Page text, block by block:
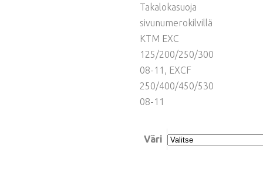
Takalokasuoja
sivunumerokilvillä
KTM EXC
125/200/250/300
08-11, EXCF
250/400/450/530
08-11
Väri